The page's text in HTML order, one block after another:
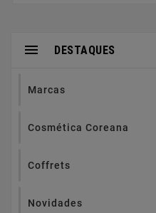
DESTAQUES

Marcas
Cosmética Coreana
Coffrets
Novidades